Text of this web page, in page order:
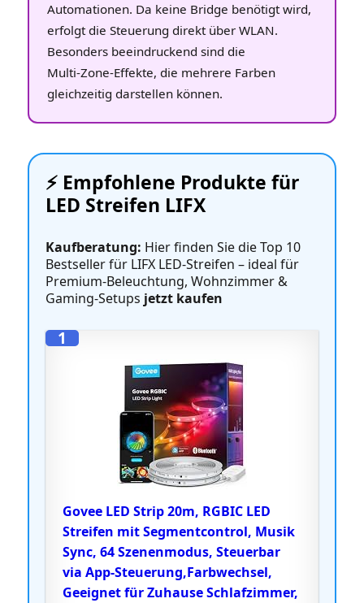
Automationen. Da keine Bridge benötigt wird,
erfolgt die Steuerung direkt über WLAN.
Besonders beeindruckend sind die
Multi‑Zone‑Effekte, die mehrere Farben
gleichzeitig darstellen können.
⚡️ Empfohlene Produkte für
LED Streifen LIFX
Kaufberatung: Hier finden Sie die Top 10
Bestseller für LIFX LED‑Streifen – ideal für
Premium‑Beleuchtung, Wohnzimmer &
Gaming‑Setups jetzt kaufen
1
Govee LED Strip 20m, RGBIC LED
Streifen mit Segmentcontrol, Musik
Sync, 64 Szenenmodus, Steuerbar
via App-Steuerung,Farbwechsel,
Geeignet für Zuhause Schlafzimmer,